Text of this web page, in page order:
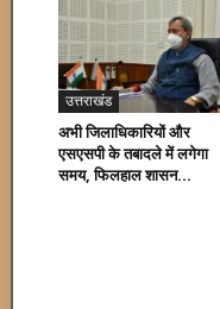
उत्तराखंड
अभी जिलाधिकारियों और
एसएसपी के तबादले में लगेगा
समय, फिलहाल शासन...